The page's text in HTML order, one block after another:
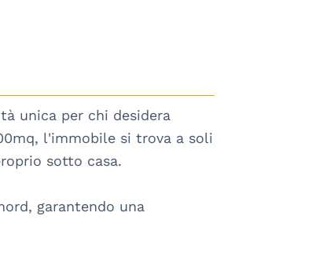
unica per chi desidera
l'immobile si trova a soli
sotto casa.
garantendo una